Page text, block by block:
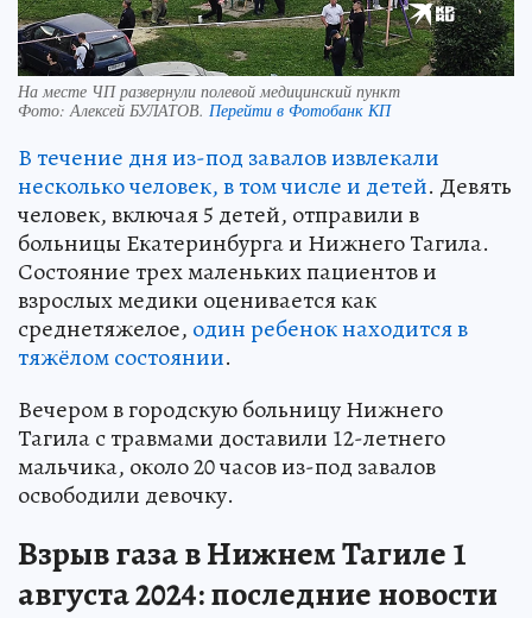
На месте ЧП развернули полевой медицинский пункт
Фото: Алексей БУЛАТОВ. Перейти в Фотобанк КП
В течение дня из-под завалов извлекали
несколько человек, в том числе и детей. Девять
человек, включая 5 детей, отправили в
больницы Екатеринбурга и Нижнего Тагила.
Состояние трех маленьких пациентов и
взрослых медики оценивается как
среднетяжелое, один ребенок находится в
тяжёлом состоянии.
Вечером в городскую больницу Нижнего
Тагила с травмами доставили 12-летнего
мальчика, около 20 часов из-под завалов
освободили девочку.
Взрыв газа в Нижнем Тагиле 1
августа 2024: последние новости